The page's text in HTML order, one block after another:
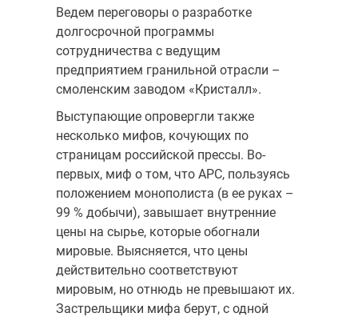
Ведем переговоры о разработке
долгосрочной программы
сотрудничества с ведущим
предприятием гранильной отрасли –
смоленским заводом «Кристалл».
Выступающие опровергли также
несколько мифов, кочующих по
страницам российской прессы. Во-
первых, миф о том, что АРС, пользуясь
положением монополиста (в ее руках –
99 % добычи), завышает внутренние
цены на сырье, которые обогнали
мировые. Выясняется, что цены
действительно соответствуют
мировым, но отнюдь не превышают их.
Застрельщики мифа берут, с одной